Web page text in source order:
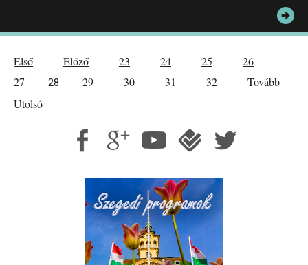
Első Előző 23 24 25
26
27
28 29 30 31 32
Tovább
Utolsó